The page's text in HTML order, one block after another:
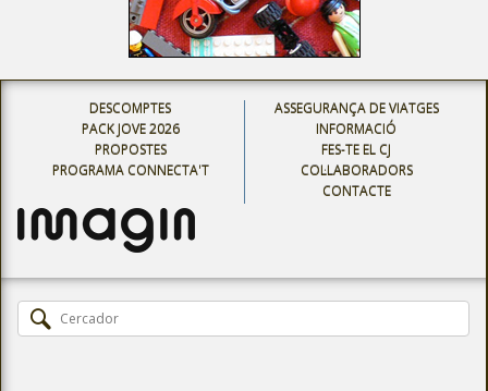
DESCOMPTES
PACK JOVE 2026
PROPOSTES
PROGRAMA CONNECTA'T
ASSEGURANÇA DE VIATGES
INFORMACIÓ
FES-TE EL CJ
COL·LABORADORS
CONTACTE